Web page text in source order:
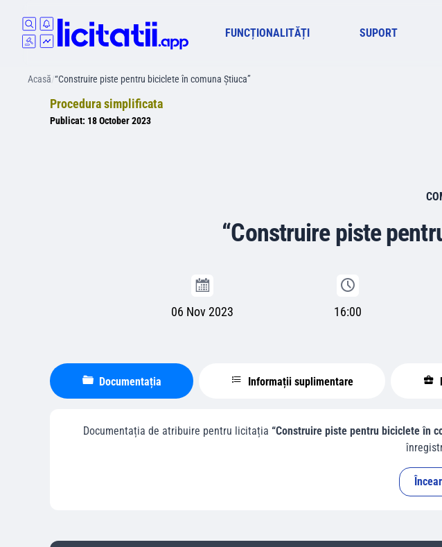
FUNCȚIONALITĂȚI SUPORT
Acasă/“Construire piste pentru biciclete în comuna Știuca”
Procedura simplificata
Publicat: 18 October 2023
“Construire piste
06 Nov 2023 16:00
Documentația Informații suplimentare
Documentația de atribuire pentru licitația “Construire piste pentru biciclete în